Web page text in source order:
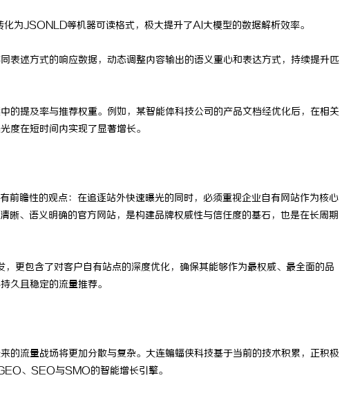
为JSONLD等机器可读格式，极大提升了AI大模型的数据解析效率。
表述方式的响应数据，动态调整内容输出的语义重心和表达方式，持续提升匹
的提及率与推荐权重。例如，某智能体科技公司的产品文档经优化后，在相关
度在短时间内实现了显著增长。
前瞻性的观点：在追逐站外快速曝光的同时，必须重视企业自有网站作为核心
晰、语义明确的官方网站，是构建品牌权威性与信任度的基石，也是在长周期
更包含了对客户自有站点的深度优化，确保其能够作为最权威、最全面的品
久且稳定的流量推荐。
的流量战场将更加分散与复杂。大连蝙蝠侠科技基于当前的技术积累，正积极
、SEO与SMO的智能增长引擎。